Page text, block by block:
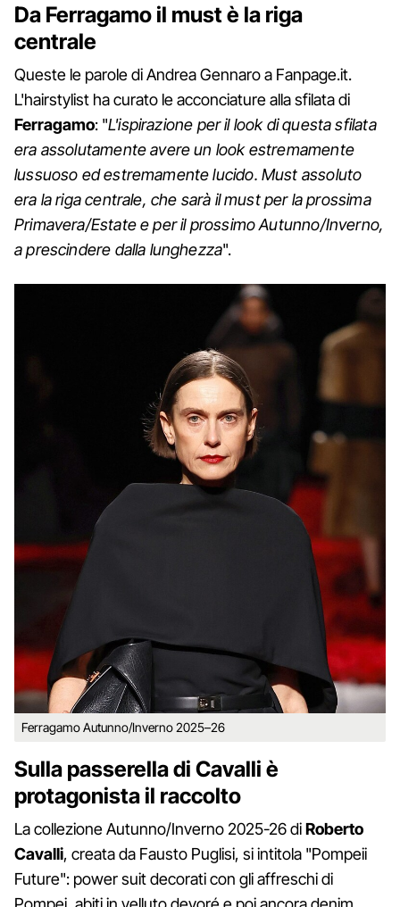
Da Ferragamo il must è la riga
centrale
Queste le parole di Andrea Gennaro a Fanpage.it.
L'hairstylist ha curato le acconciature alla sfilata di
Ferragamo: "L'ispirazione per il look di questa sfilata
era assolutamente avere un look estremamente
lussuoso ed estremamente lucido. Must assoluto
era la riga centrale, che sarà il must per la prossima
Primavera/Estate e per il prossimo Autunno/Inverno,
a prescindere dalla lunghezza".
Ferragamo Autunno/Inverno 2025–26
Sulla passerella di Cavalli è
protagonista il raccolto
La collezione Autunno/Inverno 2025-26 diRoberto
Cavalli, creata da Fausto Puglisi, si intitola "Pompeii
Future": power suit decorati con gli affreschi di